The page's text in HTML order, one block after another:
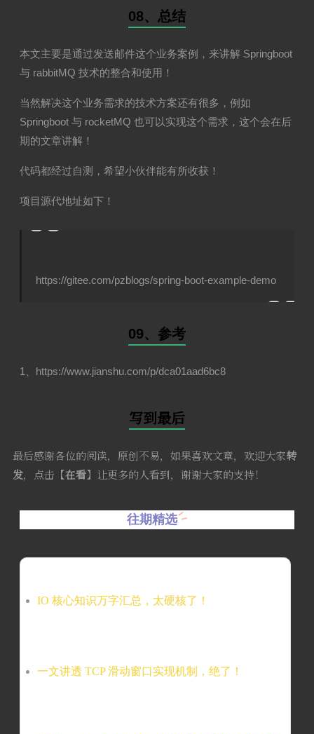
08、总结
本文主要是通过发送邮件这个业务案例，来讲解 Springboot
与 rabbitMQ 技术的整合和使用！
当然解决这个业务需求的技术方案还有很多，例如
Springboot 与 rocketMQ 也可以实现这个需求，这个会在后
期的文章讲解！
代码都经过自测，希望小伙伴能有所收获！
项目源代地址如下！
https://gitee.com/pzblogs/spring-boot-example-demo
09、参考
1、https://www.jianshu.com/p/dca01aad6bc8
写到最后
最后感谢各位的阅读，原创不易，如果喜欢文章，欢迎大家转
发，点击【在看】让更多的人看到，谢谢大家的支持！
往期精选
IO 核心知识万字汇总，太硬核了！
一文讲透 TCP 滑动窗口实现机制，绝了！